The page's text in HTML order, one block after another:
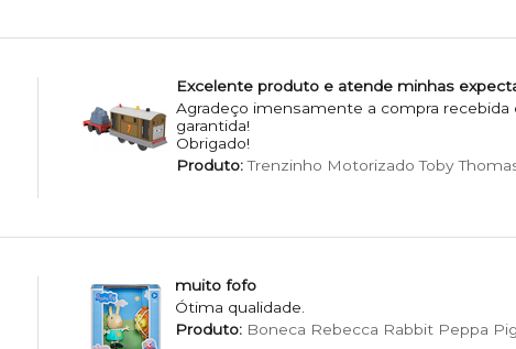
Excelente produto e atende minhas
Agradeço imensamente a compra recebida
garantida!
Obrigado!
Produto:Trenzinho Motorizado Toby
muito fofo
Ótima qualidade.
Produto:Boneca Rebecca Rabbit Peppa